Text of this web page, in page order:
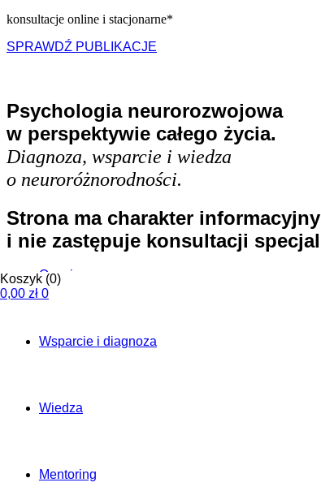
Koszyk (0)
0,00 zł 0
konsultacje online i stacjonarne*
SPRAWDŹ PUBLIKACJE
Psychologia neurorozwojowa
w perspektywie całego życia.
Diagnoza, wsparcie i wiedza
o neuroróżnorodności.
Strona ma charakter informacyjny
i nie zastępuje konsultacji
O mnie
Wsparcie i diagnoza
Wiedza
Mentoring